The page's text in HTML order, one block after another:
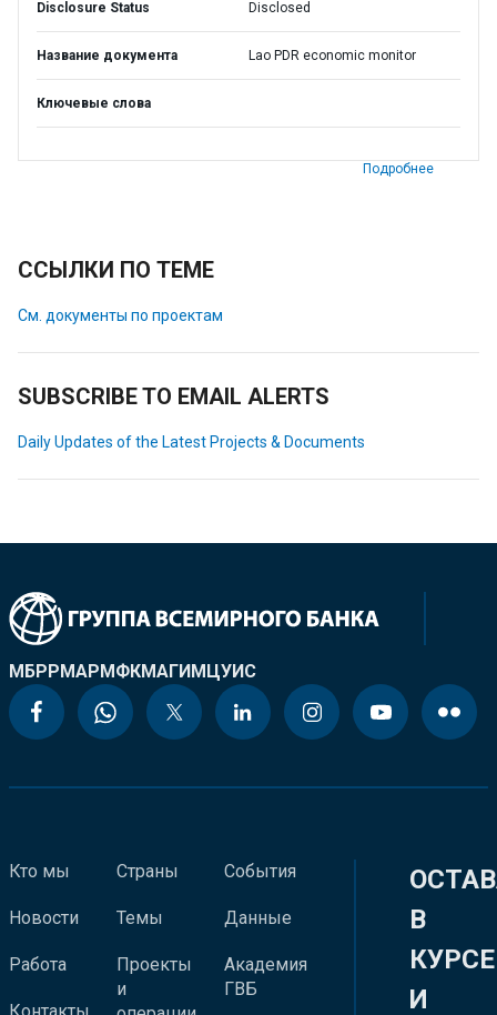
Disclosure Status Disclosed
Название документа Lao PDR economic monitor
Ключевые слова
Подробнее
ССЫЛКИ ПО ТЕМЕ
См. документы по проектам
SUBSCRIBE TO EMAIL ALERTS
Daily Updates of the Latest Projects & Documents
МБРРМАРМФКМАГИМЦУИС
Кто мы
Новости
Работа
Страны
Темы
Проекты
и
События
Данные
Академия
ГВБ
В
КУРСЕ
И